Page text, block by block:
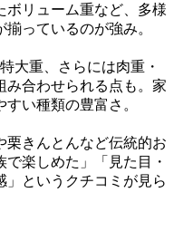
ボリューム重など、多様
っているのが強み。
大重、さらには肉重・
み合わせられる点も。家
い種類の豊富さ。
栗きんとんなど伝統的お
楽しめた」「見た目・
」というクチコミが見ら